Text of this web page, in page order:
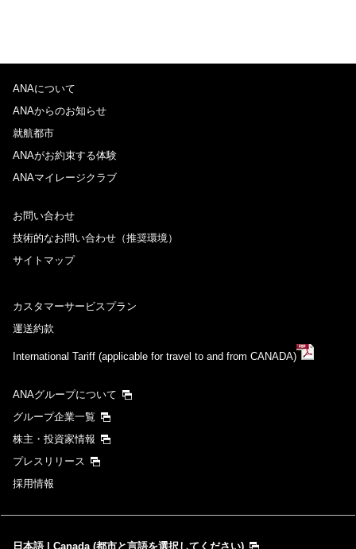
ANAについて
ANAからのお知らせ
就航都市
ANAがお約束する体験
ANAマイレージクラブ
お問い合わせ
技術的なお問い合わせ（推奨環境）
サイトマップ
カスタマーサービスプラン
運送約款
International Tariff (applicable for travel to and from CANADA)
ANAグループについて
グループ企業一覧
株主・投資家情報
プレスリリース
採用情報
日本語 | Canada (都市と言語を選択してください)